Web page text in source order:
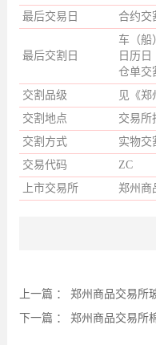
最后交易日
合约交
最后交割日
车（船
日历日
仓单交
交割品级
见《郑
交割地点
交易所
交割方式
实物交
交易代码
ZC
上市交易所
郑州商
上一篇 ： 郑州商品交易所
下一篇 ： 郑州商品交易所